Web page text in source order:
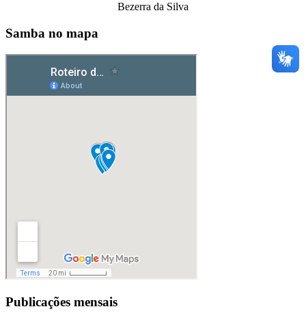
Bezerra da Silva
Samba no mapa
Publicações mensais